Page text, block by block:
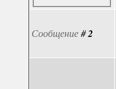
Сообщение#2